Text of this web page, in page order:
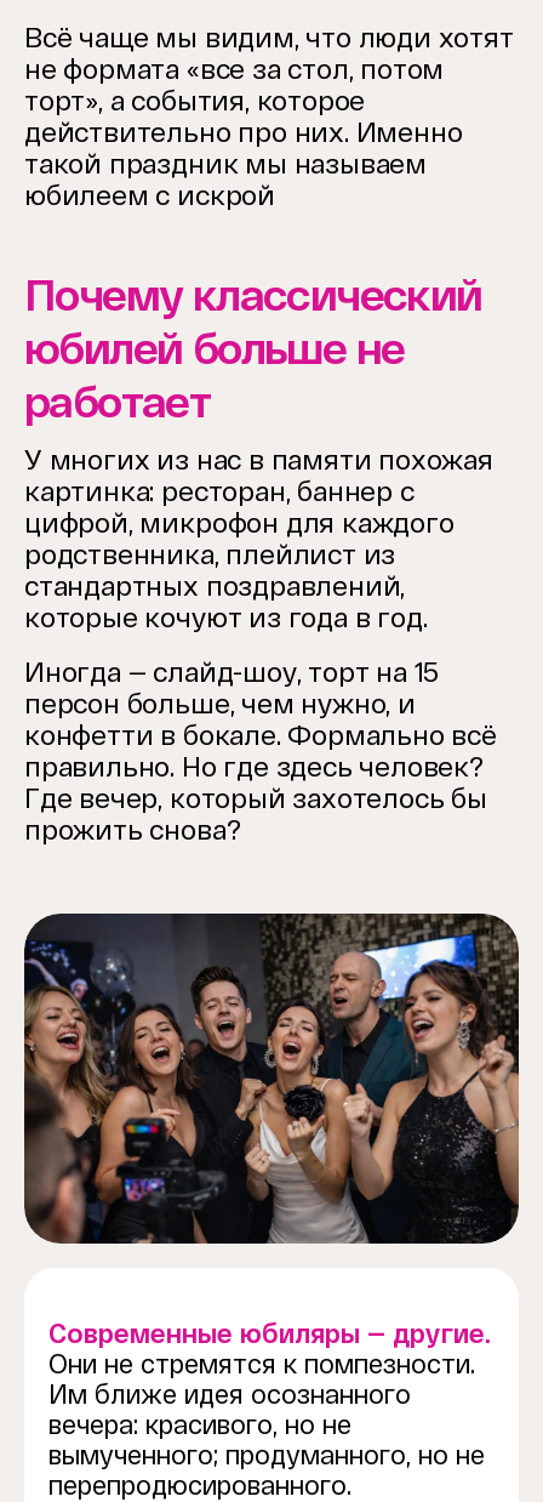
Всё чаще мы видим, что люди хотят
не формата «все за стол, потом
торт», а события, которое
действительно про них. Именно
такой праздник мы называем
юбилеем с искрой
Почему классический
юбилей больше не
работает
У многих из нас в памяти похожая
картинка: ресторан, баннер с
цифрой, микрофон для каждого
родственника, плейлист из
стандартных поздравлений,
которые кочуют из года в год.
Иногда — слайд-шоу, торт на 15
персон больше, чем нужно, и
конфетти в бокале. Формально всё
правильно. Но где здесь человек?
Где вечер, который захотелось бы
прожить снова?
Современные юбиляры — другие.
Они не стремятся к помпезности.
Им ближе идея осознанного
вечера: красивого, но не
вымученного; продуманного, но не
перепродюсированного.